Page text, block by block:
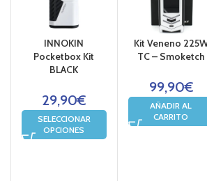
INNOKIN
Pocketbox Kit
BLACK
29,90€
SELECCIONAR
OPCIONES
Kit Veneno
TC – Smoketch
99,90€
AÑADIR AL
CARRITO